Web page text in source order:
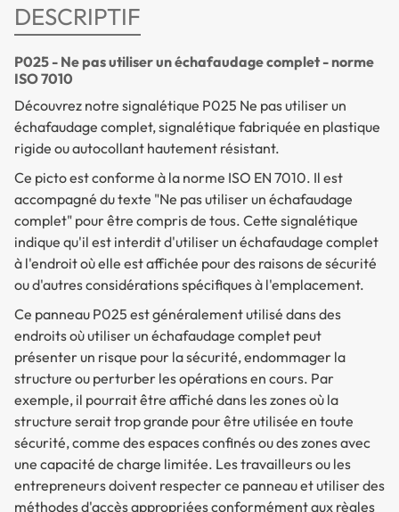
DESCRIPTIF
P025 - Ne pas utiliser un échafaudage complet - norme
ISO 7010
Découvrez notre signalétique P025 Ne pas utiliser un
échafaudage complet, signalétique fabriquée en plastique
rigide ou autocollant hautement résistant.
Ce picto est conforme à la norme ISO EN 7010. Il est
accompagné du texte "Ne pas utiliser un échafaudage
complet" pour être compris de tous. Cette signalétique
indique qu'il est interdit d'utiliser un échafaudage complet
à l'endroit où elle est affichée pour des raisons de sécurité
ou d'autres considérations spécifiques à l'emplacement.
Ce panneau P025 est généralement utilisé dans des
endroits où utiliser un échafaudage complet peut
présenter un risque pour la sécurité, endommager la
structure ou perturber les opérations en cours. Par
exemple, il pourrait être affiché dans les zones où la
structure serait trop grande pour être utilisée en toute
sécurité, comme des espaces confinés ou des zones avec
une capacité de charge limitée. Les travailleurs ou les
entrepreneurs doivent respecter ce panneau et utiliser des
méthodes d'accès appropriées conformément aux règles